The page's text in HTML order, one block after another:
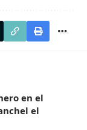
en el
el